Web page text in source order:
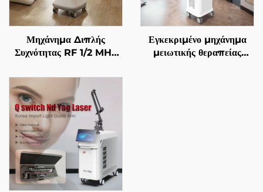
Μηχάνημα Διπλής
Συχνότητας RF 1/2 MHz
για Αναζωογόνηση του
Προσώπου
Εγκεκριμένο μηχάνημα
μειωτικής θεραπείας